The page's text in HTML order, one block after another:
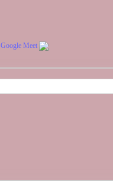
Google Meet